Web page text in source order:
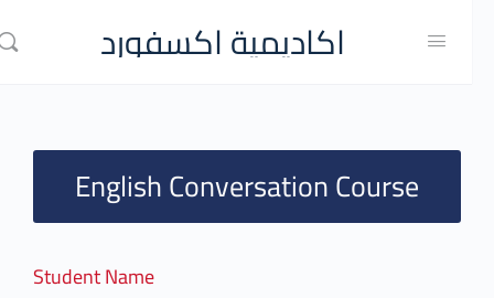
اكاديمية اكسفورد
English Conversation Course
Student Name